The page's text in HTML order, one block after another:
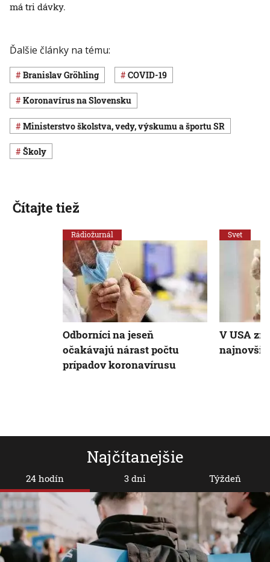
má tri dávky.
Ďalšie články na tému:
Branislav Gröhling COVID-19
koronavírus na Slovensku
Ministerstvo školstva, vedy, výskumu a športu SR
školy
Najčítanejšie
24 hodín 3 dni Týždeň
Čítajte tiež
Rádiožurnál
Odborníci na jeseň
očakávajú nárast počtu
prípadov koronavírusu
Svet
V USA